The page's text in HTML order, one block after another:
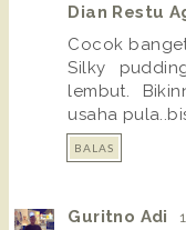
Dian Restu
Cocok
Silky
lembut.
usaha
BALAS
Guritno Adi